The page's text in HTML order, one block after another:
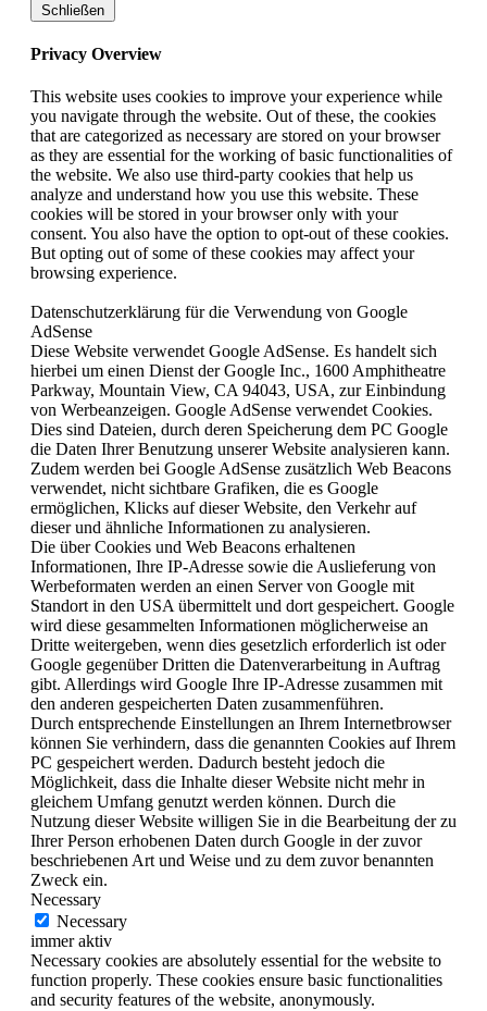
Schließen
Privacy Overview
This website uses cookies to improve your experience while
you navigate through the website. Out of these, the cookies
that are categorized as necessary are stored on your browser
as they are essential for the working of basic functionalities of
the website. We also use third-party cookies that help us
analyze and understand how you use this website. These
cookies will be stored in your browser only with your
consent. You also have the option to opt-out of these cookies.
But opting out of some of these cookies may affect your
browsing experience.
Datenschutzerklärung für die Verwendung von Google
AdSense
Diese Website verwendet Google AdSense. Es handelt sich
hierbei um einen Dienst der Google Inc., 1600 Amphitheatre
Parkway, Mountain View, CA 94043, USA, zur Einbindung
von Werbeanzeigen. Google AdSense verwendet Cookies.
Dies sind Dateien, durch deren Speicherung dem PC Google
die Daten Ihrer Benutzung unserer Website analysieren kann.
Zudem werden bei Google AdSense zusätzlich Web Beacons
verwendet, nicht sichtbare Grafiken, die es Google
ermöglichen, Klicks auf dieser Website, den Verkehr auf
dieser und ähnliche Informationen zu analysieren.
Die über Cookies und Web Beacons erhaltenen
Informationen, Ihre IP-Adresse sowie die Auslieferung von
Werbeformaten werden an einen Server von Google mit
Standort in den USA übermittelt und dort gespeichert. Google
wird diese gesammelten Informationen möglicherweise an
Dritte weitergeben, wenn dies gesetzlich erforderlich ist oder
Google gegenüber Dritten die Datenverarbeitung in Auftrag
gibt. Allerdings wird Google Ihre IP-Adresse zusammen mit
den anderen gespeicherten Daten zusammenführen.
Durch entsprechende Einstellungen an Ihrem Internetbrowser
können Sie verhindern, dass die genannten Cookies auf Ihrem
PC gespeichert werden. Dadurch besteht jedoch die
Möglichkeit, dass die Inhalte dieser Website nicht mehr in
gleichem Umfang genutzt werden können. Durch die
Nutzung dieser Website willigen Sie in die Bearbeitung der zu
Ihrer Person erhobenen Daten durch Google in der zuvor
beschriebenen Art und Weise und zu dem zuvor benannten
Zweck ein.
Necessary
Necessary
immer aktiv
Necessary cookies are absolutely essential for the website to
function properly. These cookies ensure basic functionalities
and security features of the website, anonymously.